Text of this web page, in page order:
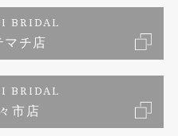
BRIDAL
チ店
BRIDAL
市店